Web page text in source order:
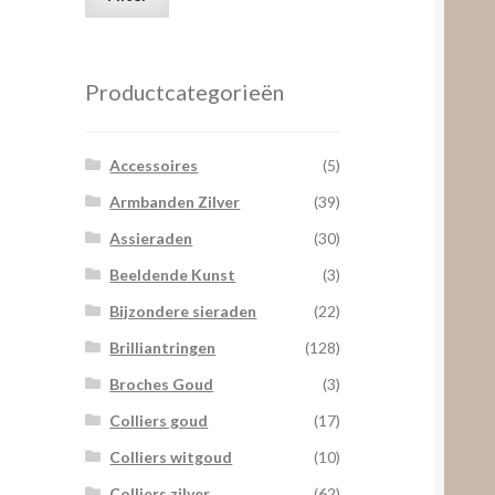
Productcategorieën
Accessoires
(5)
Armbanden Zilver
(39)
Assieraden
(30)
Beeldende Kunst
(3)
Bijzondere sieraden
(22)
Brilliantringen
(128)
Broches Goud
(3)
Colliers goud
(17)
Colliers witgoud
(10)